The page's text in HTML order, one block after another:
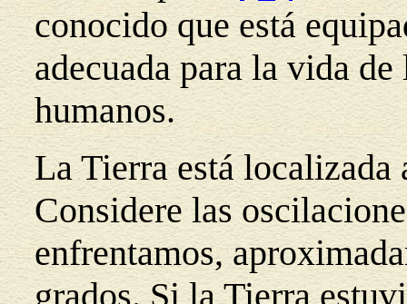
conocido que está
adecuada para la vida
humanos.
La Tierra está
Considere las
enfrentamos,
grados. Si la Tierra